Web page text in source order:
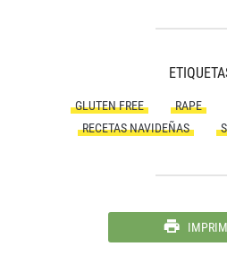
GLUTEN FREE RAPE
RECETAS NAVIDEÑAS